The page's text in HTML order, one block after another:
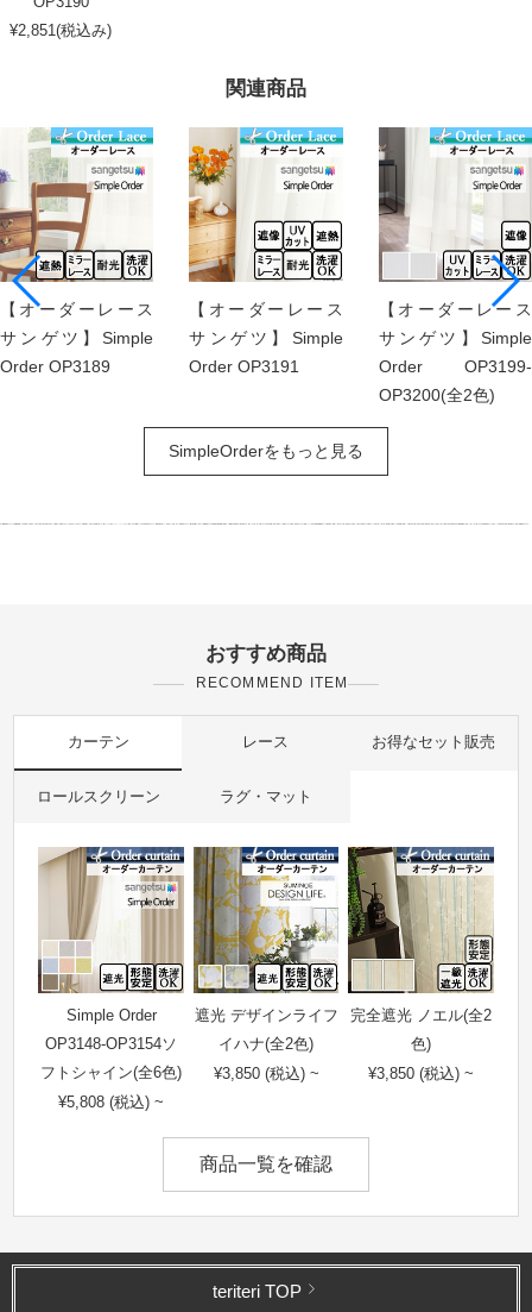
関連商品
【オーダーレース
サンゲツ】Simple
Order OP3189
【オーダーレース
サンゲツ】Simple
Order OP3191
【オーダーレース
サンゲツ】Simple
Order OP3199-
OP3200(全2色)
SimpleOrderをもっと見る
¥2,851(税込み)
おすすめ商品
RECOMMEND ITEM
カーテン レース お得なセット販売
ロールスクリーン ラグ・マット
Simple Order
OP3148-OP3154ソ
フトシャイン(全6色)
¥5,808 (税込) ~
遮光 デザインライフ
イハナ(全2色)
¥3,850 (税込) ~
完全遮光 ノエル(全2
色)
¥3,850 (税込) ~
商品一覧を確認
teriteri TOP